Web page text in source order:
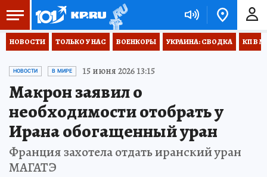
НОВОСТИ ТОЛЬКО У НАС ВОЕНКОРЫ УКРАИНА: СВОДКА КП В
НОВОСТИ В МИРЕ 15 июня 2026 13:15
Макрон заявил о
необходимости отобрать у
Ирана обогащенный уран
Франция захотела отдать иранский уран
МАГАТЭ